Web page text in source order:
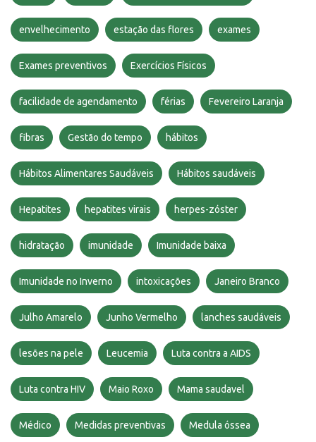
envelhecimento estação das flores exames
Exames preventivos Exercícios Físicos
facilidade de agendamento férias Fevereiro Laranja
fibras Gestão do tempo hábitos
Hábitos Alimentares Saudáveis Hábitos saudáveis
Hepatites hepatites virais herpes-zóster
hidratação imunidade Imunidade baixa
Imunidade no Inverno intoxicações Janeiro Branco
Julho Amarelo Junho Vermelho lanches saudáveis
lesões na pele Leucemia Luta contra a AIDS
Luta contra HIV Maio Roxo Mama saudavel
Médico Medidas preventivas Medula óssea